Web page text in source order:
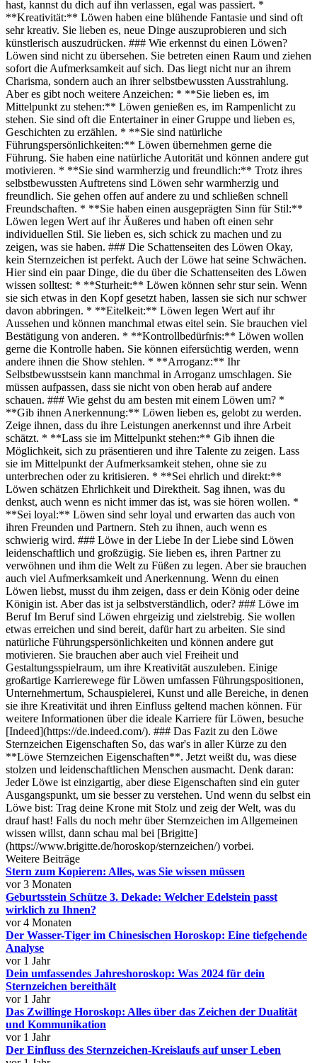
hast, kannst du dich auf ihn verlassen, egal was passiert. *
**Kreativität:** Löwen haben eine blühende Fantasie und sind oft
sehr kreativ. Sie lieben es, neue Dinge auszuprobieren und sich
künstlerisch auszudrücken. ### Wie erkennst du einen Löwen?
Löwen sind nicht zu übersehen. Sie betreten einen Raum und ziehen
sofort die Aufmerksamkeit auf sich. Das liegt nicht nur an ihrem
Charisma, sondern auch an ihrer selbstbewussten Ausstrahlung.
Aber es gibt noch weitere Anzeichen: * **Sie lieben es, im
Mittelpunkt zu stehen:** Löwen genießen es, im Rampenlicht zu
stehen. Sie sind oft die Entertainer in einer Gruppe und lieben es,
Geschichten zu erzählen. * **Sie sind natürliche
Führungspersönlichkeiten:** Löwen übernehmen gerne die
Führung. Sie haben eine natürliche Autorität und können andere gut
motivieren. * **Sie sind warmherzig und freundlich:** Trotz ihres
selbstbewussten Auftretens sind Löwen sehr warmherzig und
freundlich. Sie gehen offen auf andere zu und schließen schnell
Freundschaften. * **Sie haben einen ausgeprägten Sinn für Stil:**
Löwen legen Wert auf ihr Äußeres und haben oft einen sehr
individuellen Stil. Sie lieben es, sich schick zu machen und zu
zeigen, was sie haben. ### Die Schattenseiten des Löwen Okay,
kein Sternzeichen ist perfekt. Auch der Löwe hat seine Schwächen.
Hier sind ein paar Dinge, die du über die Schattenseiten des Löwen
wissen solltest: * **Sturheit:** Löwen können sehr stur sein. Wenn
sie sich etwas in den Kopf gesetzt haben, lassen sie sich nur schwer
davon abbringen. * **Eitelkeit:** Löwen legen Wert auf ihr
Aussehen und können manchmal etwas eitel sein. Sie brauchen viel
Bestätigung von anderen. * **Kontrollbedürfnis:** Löwen wollen
gerne die Kontrolle haben. Sie können eifersüchtig werden, wenn
andere ihnen die Show stehlen. * **Arroganz:** Ihr
Selbstbewusstsein kann manchmal in Arroganz umschlagen. Sie
müssen aufpassen, dass sie nicht von oben herab auf andere
schauen. ### Wie gehst du am besten mit einem Löwen um? *
**Gib ihnen Anerkennung:** Löwen lieben es, gelobt zu werden.
Zeige ihnen, dass du ihre Leistungen anerkennst und ihre Arbeit
schätzt. * **Lass sie im Mittelpunkt stehen:** Gib ihnen die
Möglichkeit, sich zu präsentieren und ihre Talente zu zeigen. Lass
sie im Mittelpunkt der Aufmerksamkeit stehen, ohne sie zu
unterbrechen oder zu kritisieren. * **Sei ehrlich und direkt:**
Löwen schätzen Ehrlichkeit und Direktheit. Sag ihnen, was du
denkst, auch wenn es nicht immer das ist, was sie hören wollen. *
**Sei loyal:** Löwen sind sehr loyal und erwarten das auch von
ihren Freunden und Partnern. Steh zu ihnen, auch wenn es
schwierig wird. ### Löwe in der Liebe In der Liebe sind Löwen
leidenschaftlich und großzügig. Sie lieben es, ihren Partner zu
verwöhnen und ihm die Welt zu Füßen zu legen. Aber sie brauchen
auch viel Aufmerksamkeit und Anerkennung. Wenn du einen
Löwen liebst, musst du ihm zeigen, dass er dein König oder deine
Königin ist. Aber das ist ja selbstverständlich, oder? ### Löwe im
Beruf Im Beruf sind Löwen ehrgeizig und zielstrebig. Sie wollen
etwas erreichen und sind bereit, dafür hart zu arbeiten. Sie sind
natürliche Führungspersönlichkeiten und können andere gut
motivieren. Sie brauchen aber auch viel Freiheit und
Gestaltungsspielraum, um ihre Kreativität auszuleben. Einige
großartige Karrierewege für Löwen umfassen Führungspositionen,
Unternehmertum, Schauspielerei, Kunst und alle Bereiche, in denen
sie ihre Kreativität und ihren Einfluss geltend machen können. Für
weitere Informationen über die ideale Karriere für Löwen, besuche
[Indeed](https://de.indeed.com/). ### Das Fazit zu den Löwe
Sternzeichen Eigenschaften So, das war's in aller Kürze zu den
**Löwe Sternzeichen Eigenschaften**. Jetzt weißt du, was diese
stolzen und leidenschaftlichen Menschen ausmacht. Denk daran:
Jeder Löwe ist einzigartig, aber diese Eigenschaften sind ein guter
Ausgangspunkt, um sie besser zu verstehen. Und wenn du selbst ein
Löwe bist: Trag deine Krone mit Stolz und zeig der Welt, was du
drauf hast! Falls du noch mehr über Sternzeichen im Allgemeinen
wissen willst, dann schau mal bei [Brigitte]
(https://www.brigitte.de/horoskop/sternzeichen/) vorbei.
Weitere Beiträge
Stern zum Kopieren: Alles, was Sie wissen müssen
vor 3 Monaten
Geburtsstein Schütze 3. Dekade: Welcher Edelstein passt
wirklich zu Ihnen?
vor 4 Monaten
Der Wasser-Tiger im Chinesischen Horoskop: Eine tiefgehende
Analyse
vor 1 Jahr
Dein umfassendes Jahreshoroskop: Was 2024 für dein
Sternzeichen bereithält
vor 1 Jahr
Das Zwillinge Horoskop: Alles über das Zeichen der Dualität
und Kommunikation
vor 1 Jahr
Der Einfluss des Sternzeichen-Kreislaufs auf unser Leben